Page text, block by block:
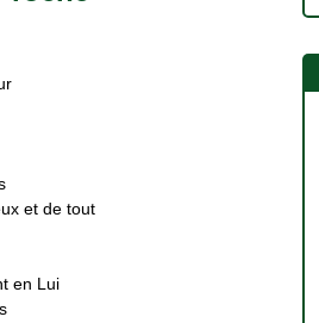
et de tout
en Lui